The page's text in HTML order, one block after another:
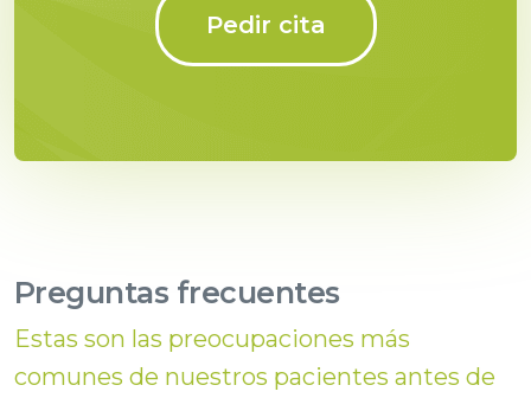
Pedir cita
Preguntas frecuentes
Estas son las preocupaciones más
comunes de nuestros pacientes antes de